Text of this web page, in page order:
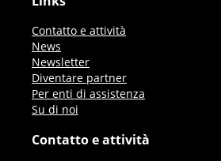
Contatto e attività
News
Newsletter
Diventare partner
Per enti di assistenza
Su di noi
Contatto e attività